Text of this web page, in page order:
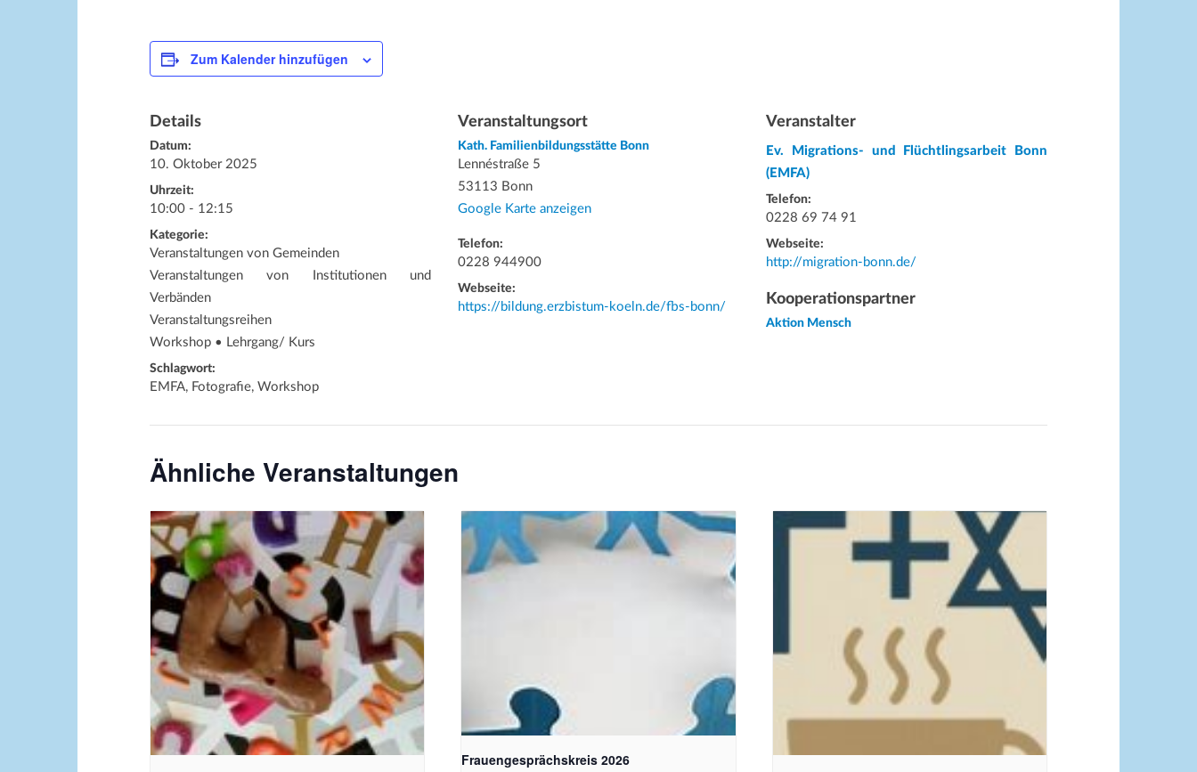
Zum Kalender hinzufügen
Details
Datum:
10. Oktober 2025
Uhrzeit:
10:00 - 12:15
Kategorie:
Veranstaltungen von Gemeinden
Veranstaltungen von Institutionen und
Verbänden
Veranstaltungsreihen
Workshop • Lehrgang/ Kurs
Schlagwort:
EMFA, Fotografie, Workshop
Veranstaltungsort
Kath. Familienbildungsstätte Bonn
Lennéstraße 5
53113 Bonn
Google Karte anzeigen
Telefon:
0228 944900
Webseite:
https://bildung.erzbistum-koeln.de/fbs-bonn/
Veranstalter
Ev. Migrations- und Flüchtlingsarbeit Bonn
(EMFA)
Telefon:
0228 69 74 91
Webseite:
http://migration-bonn.de/
Kooperationspartner
Aktion Mensch
Ähnliche Veranstaltungen
Bildquelle_ Pixabay Free_Christoph
Meinersmann
Bildquelle Pixabay
Frauengesprächskreis 2026
Christlich-Jüdisches Cafe | Bildquelle: KI